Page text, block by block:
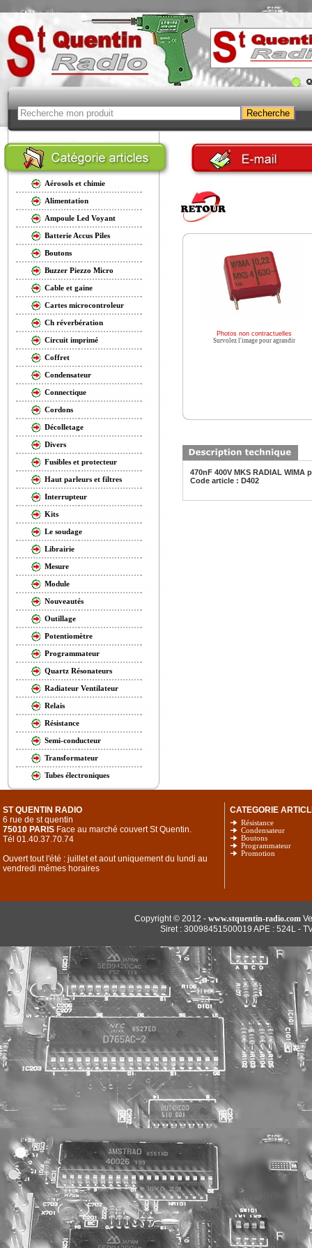
Aérosols et chimie
Alimentation
Ampoule Led Voyant
Batterie Accus Piles
Boutons
Buzzer Piezzo Micro
Cable et gaine
Cartes microcontroleur
Ch réverbération
Circuit imprimé
Coffret
Condensateur
Connectique
Cordons
Décolletage
Divers
Fusibles et protecteur
Haut parleurs et filtres
Interrupteur
Kits
Le soudage
Librairie
Mesure
Module
Nouveautés
Outillage
Potentiomètre
Programmateur
Quartz Résonateurs
Radiateur Ventilateur
Relais
Résistance
Semi-conducteur
Transformateur
Tubes électroniques
Photos non contractuelles
Survolez l'image pour agrandir
470nF 400V MKS RADIAL WIMA
Code article : D402
ST QUENTIN RADIO
6 rue de st quentin
75010 PARIS Face au marché couvert St Quentin.
Tél 01.40.37.70.74
Ouvert tout l'été : juillet et aout uniquement du lundi au
vendredi mêmes horaires
CATEGORIE
Résistance
Condensateur
Boutons
Programmateur
Promotion
Copyright © 2012 - www.stquentin-radio.com
Siret : 30098451500019 APE : 524L -